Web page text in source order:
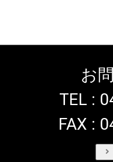
お
TEL :
FAX :